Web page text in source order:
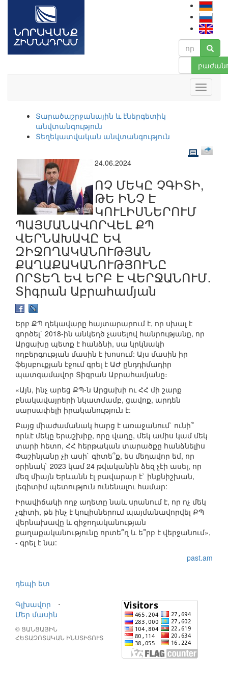
Տարածաշրջանային և էներգետիկ
անվտանգություն
Տեղեկատվական անվտանգություն
24.06.2024
ՈՉ ՄԵԿԸ ՉԳԻՏԻ,
ԹԵ ԻՆՉ Է
ԿՈՒԼԻՍՆԵՐՈՒՄ
ՊԱՅՄԱՆԱՎՈՐՎԵԼ ՔՊ
ՎԵՐՆԱԽԱՎԸ ԵՎ
ԶԻՋՈՂԱԿԱՆՈՒԹՅԱՆ
ՔԱՂԱՔԱԿԱՆՈՒԹՅՈՒՆԸ
ՈՐՏԵՂ ԵՎ ԵՐԲ Է ՎԵՐՋԱՆՈՒՄ․
Տիգրան Աբրահամյան
Երբ ՔՊ ղեկավարը հայտարարում է, որ սխալ է
գործել` 2018-ին անկեղծ չասելով հանրությանը, որ
Արցախը պետք է հանձնի, սա կրկնակի
ողբերգության մասին է խոսում: Այս մասին իր
ֆեյսբուքյան էջում գրել է ԱԺ ընդդիմադիր
պատգամավոր Տիգրան Աբրահամյանը։
«Այն, ինչ արեց ՔՊ-ն Արցախի ու ՀՀ մի շարք
բնակավայրերի նկատմամբ, ցավոք, արդեն
սարսափելի իրականություն է:
Բայց միաժամանակ հարց է առաջանում` ունի՞
որևէ մեկը երաշխիք, որը վաղը, մեկ ամիս կամ մեկ
տարի հետո, ՀՀ հերթական տարածքը հանձնելիս
Փաշինյանը չի ասի` գիտե՞ք, ես մեղավոր եմ, որ
օրինակ` 2023 կամ 24 թվականին ձեզ չէի ասել, որ
մեզ միայն Երևանն էլ բավարար է` ինքնիշխան,
լեգիտիմ պետություն ունենալու համար:
Իրավիճակի ողջ աղետը նաև սրանում է, որ ոչ մեկ
չգիտի, թե ինչ է կուլիսներում պայմանավորվել ՔՊ
վերնախավը և զիջողականության
քաղաքականությունը որտե՞ղ և ե՞րբ է վերջանում»,
- գրել է նա:
past.am
դեպի ետ
Գլխավոր
⋅
Մեր մասին
© ՑԱՆՑԱՅԻՆ
ՀԵՏԱԶՈՏԱԿԱՆ ԻՆՍՏԻՏՈՒՏ